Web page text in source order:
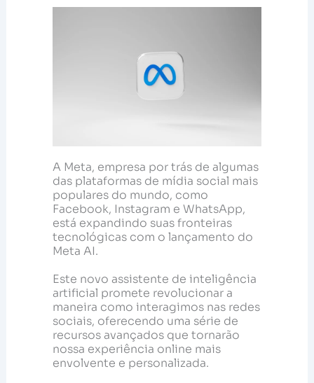
A Meta, empresa por trás de algumas
das plataformas de mídia social mais
populares do mundo, como
Facebook, Instagram e WhatsApp,
está expandindo suas fronteiras
tecnológicas com o lançamento do
Meta AI.
Este novo assistente de inteligência
artificial promete revolucionar a
maneira como interagimos nas redes
sociais, oferecendo uma série de
recursos avançados que tornarão
nossa experiência online mais
envolvente e personalizada.